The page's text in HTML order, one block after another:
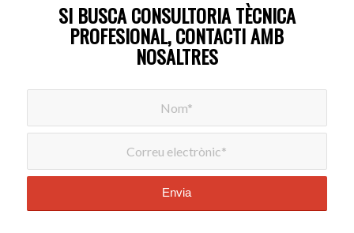
SI BUSCA CONSULTORIA TÈCNICA
PROFESIONAL, CONTACTI AMB
NOSALTRES